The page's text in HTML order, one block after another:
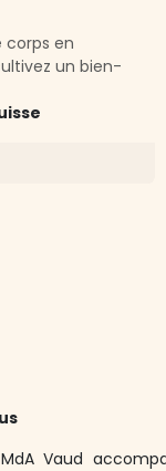
corps en
un bien-
Vaud